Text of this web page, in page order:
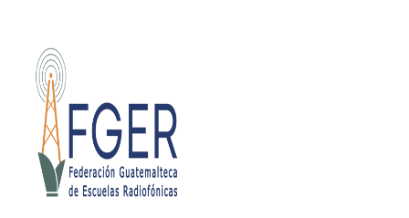
content